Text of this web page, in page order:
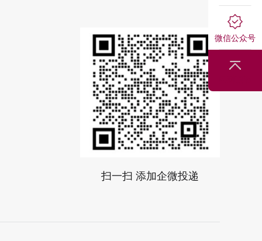
扫一扫 添加企微投递
微信公众号